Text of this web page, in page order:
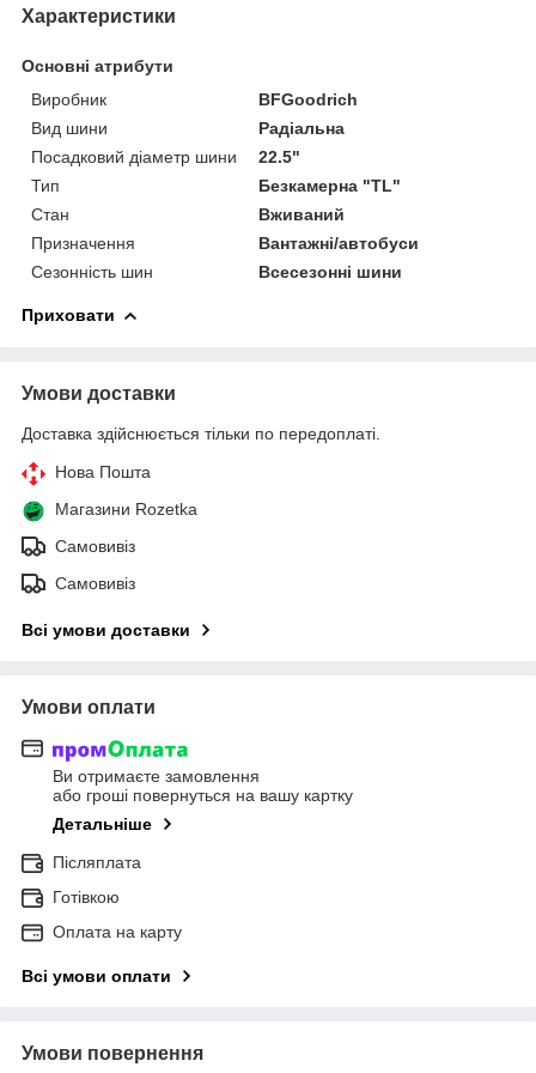
Характеристики
Основні атрибути
Виробник
BFGoodrich
Вид шини
Радіальна
Посадковий діаметр шини
22.5"
Тип
Безкамерна "TL"
Стан
Вживаний
Призначення
Вантажні/автобуси
Сезонність шин
Всесезонні шини
Приховати
Умови доставки
Доставка здійснюється тільки по передоплаті.
Нова Пошта
Магазини Rozetka
Самовивіз
Самовивіз
Всі умови доставки
Умови оплати
Ви отримаєте замовлення
або гроші повернуться на вашу картку
Детальніше
Післяплата
Готівкою
Оплата на карту
Всі умови оплати
Умови повернення